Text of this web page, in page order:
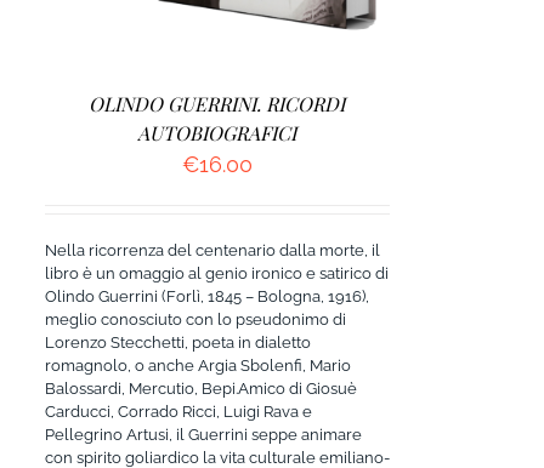
OLINDO GUERRINI. RICORDI
AUTOBIOGRAFICI
€16.00
Nella ricorrenza del centenario dalla morte, il
libro è un omaggio al genio ironico e satirico di
Olindo Guerrini (Forlì, 1845 – Bologna, 1916),
meglio conosciuto con lo pseudonimo di
Lorenzo Stecchetti, poeta in dialetto
romagnolo, o anche Argia Sbolenfi, Mario
Balossardi, Mercutio, Bepi.Amico di Giosuè
Carducci, Corrado Ricci, Luigi Rava e
Pellegrino Artusi, il Guerrini seppe animare
con spirito goliardico la vita culturale emiliano-